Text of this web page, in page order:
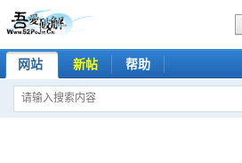
网站 新帖 帮助